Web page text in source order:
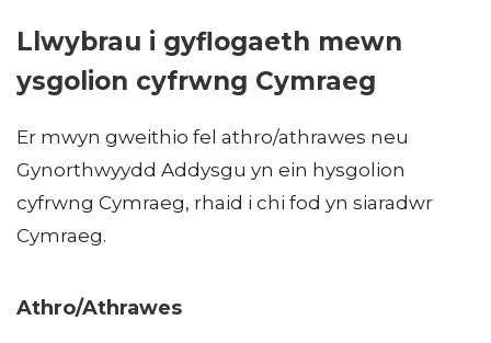
Llwybrau i gyflogaeth mewn
ysgolion cyfrwng Cymraeg
Er mwyn gweithio fel athro/athrawes neu
Gynorthwyydd Addysgu yn ein hysgolion
cyfrwng Cymraeg, rhaid i chi fod yn siaradwr
Cymraeg.
Athro/Athrawes